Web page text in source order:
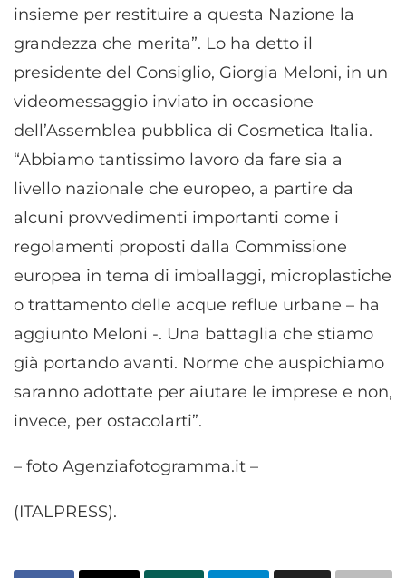
insieme per restituire a questa Nazione la
grandezza che merita”. Lo ha detto il
presidente del Consiglio, Giorgia Meloni, in un
videomessaggio inviato in occasione
dell’Assemblea pubblica di Cosmetica Italia.
“Abbiamo tantissimo lavoro da fare sia a
livello nazionale che europeo, a partire da
alcuni provvedimenti importanti come i
regolamenti proposti dalla Commissione
europea in tema di imballaggi, microplastiche
o trattamento delle acque reflue urbane – ha
aggiunto Meloni -. Una battaglia che stiamo
già portando avanti. Norme che auspichiamo
saranno adottate per aiutare le imprese e non,
invece, per ostacolarti”.
– foto Agenziafotogramma.it –
(ITALPRESS).